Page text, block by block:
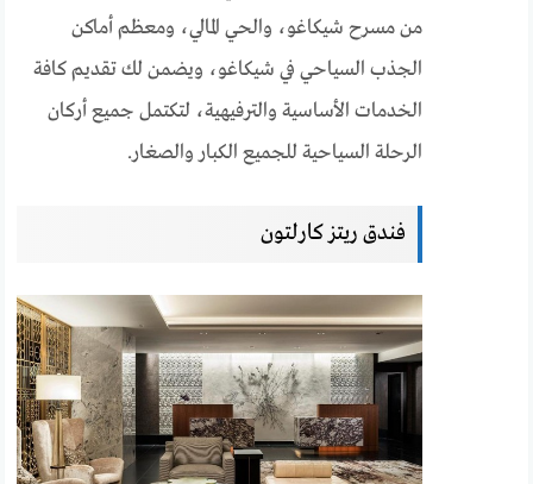
من مسرح شيكاغو، والحي المالي، ومعظم أماكن
الجذب السياحي في شيكاغو، ويضمن لك تقديم كافة
الخدمات الأساسية والترفيهية، لتكتمل جميع أركان
الرحلة السياحية للجميع الكبار والصغار.
فندق ريتز كارلتون